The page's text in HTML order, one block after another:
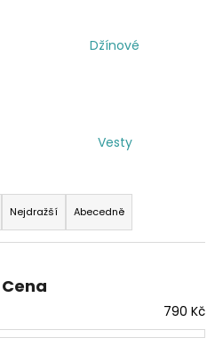
Džínové
Vesty
Nejdražší Abecedně
Cena
790 Kč